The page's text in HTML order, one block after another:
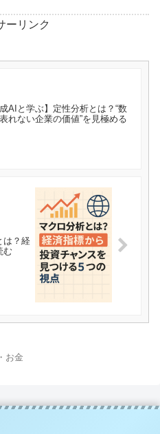
ーリンク
成AIと学ぶ】定性分析とは？“数
れない企業の価値”を見極める
は？経
む
お金